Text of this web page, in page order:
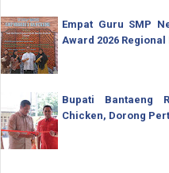
Empat Guru SMP
Award 2026 Regional
Bupati Bantaeng
Chicken, Dorong